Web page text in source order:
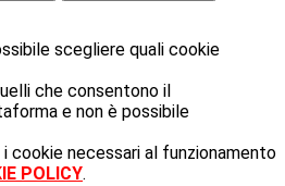
scegliere quali cookie
che consentono il
e non è possibile
cookie necessari al funzionamento
POLICY.